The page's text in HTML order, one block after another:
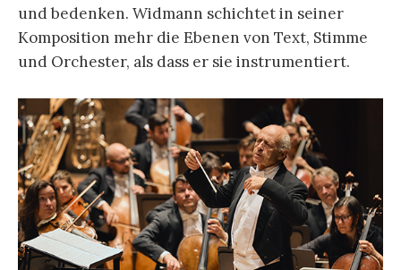
und bedenken. Widmann schichtet in seiner
Komposition mehr die Ebenen von Text, Stimme
und Orchester, als dass er sie instrumentiert.